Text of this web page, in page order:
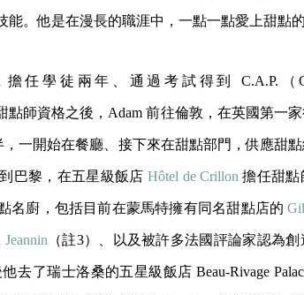
能。他是在漫長的職涯中，一點一點愛上甜點
擔任學徒兩年、通過考試得到 C.A.P.（
點師資格之後，Adam 前往倫敦，在英國第一
，一開始在餐廳、接下來在甜點部門，供應甜
巴黎，在五星級飯店Hôtel de Crillon 擔任甜點
名廚，包括目前在蒙馬特擁有同名甜點店的
Jeannin （註3）、以及被許多法國評論家認為
去了瑞士洛桑的五星級飯店 Beau-Rivage